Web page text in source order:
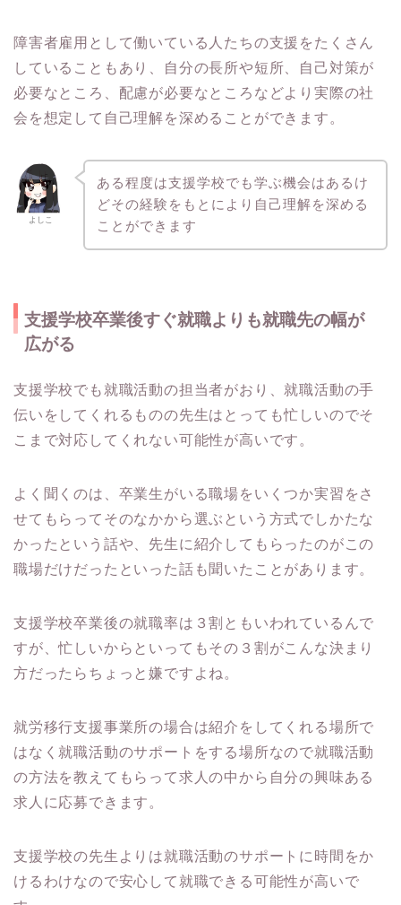
障害者雇用として働いている人たちの支援をたくさん
していることもあり、自分の長所や短所、自己対策が
必要なところ、配慮が必要なところなどより実際の社
会を想定して自己理解を深めることができます。
よしこ
ある程度は支援学校でも学ぶ機会はあるけ
どその経験をもとにより自己理解を深める
ことができます
支援学校卒業後すぐ就職よりも就職先の幅が
広がる
支援学校でも就職活動の担当者がおり、就職活動の手
伝いをしてくれるものの先生はとっても忙しいのでそ
こまで対応してくれない可能性が高いです。
よく聞くのは、卒業生がいる職場をいくつか実習をさ
せてもらってそのなかから選ぶという方式でしかたな
かったという話や、先生に紹介してもらったのがこの
職場だけだったといった話も聞いたことがあります。
支援学校卒業後の就職率は３割ともいわれているんで
すが、忙しいからといってもその３割がこんな決まり
方だったらちょっと嫌ですよね。
就労移行支援事業所の場合は紹介をしてくれる場所で
はなく就職活動のサポートをする場所なので就職活動
の方法を教えてもらって求人の中から自分の興味ある
求人に応募できます。
支援学校の先生よりは就職活動のサポートに時間をか
けるわけなので安心して就職できる可能性が高いで